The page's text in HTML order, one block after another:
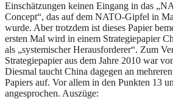
Einschätzungen keinen Eingang in das
Concept“, das auf dem NATO-Gipfel in
wurde. Aber trotzdem ist dieses Papier
ersten Mal wird in einem Strategiepapier
als „systemischer Herausforderer“. Zum
Strategiepapier aus dem Jahre 2010 war
Diesmal taucht China dagegen an
Papiers auf. Vor allem in den Punkten 13
angesprochen. Auszüge: